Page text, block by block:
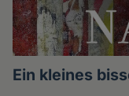
Ein kleines